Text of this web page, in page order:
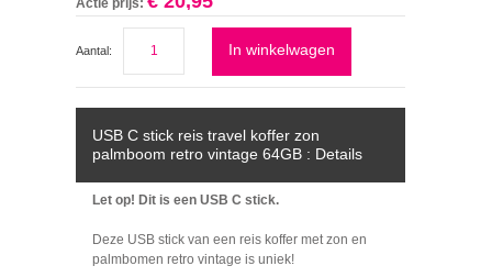
Actie prijs:
Aantal: In winkelwagen
USB C stick reis travel koffer zon
palmboom retro vintage 64GB : Details
Let op! Dit is een USB C stick.
Deze USB stick van een reis koffer met zon en
palmbomen retro vintage is uniek!